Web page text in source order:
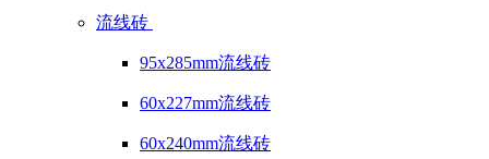
流线砖
95x285mm流线砖
60x227mm流线砖
60x240mm流线砖